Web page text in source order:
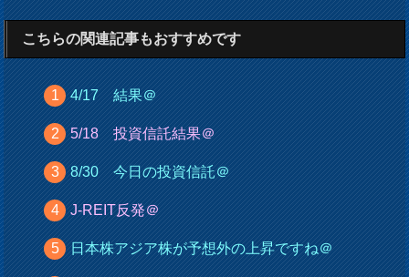
こちらの関連記事もおすすめです
4/17 結果＠
5/18 投資信託結果＠
8/30 今日の投資信託＠
J-REIT反発＠
日本株アジア株が予想外の上昇ですね＠